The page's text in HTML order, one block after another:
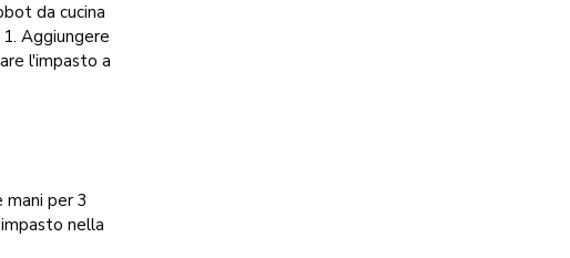
da cucina
Aggiungere
l'impasto a
mani per 3
nella